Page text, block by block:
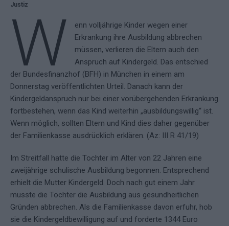
Justiz
W
enn volljährige Kinder wegen einer
Erkrankung ihre Ausbildung abbrechen
müssen, verlieren die Eltern auch den
Anspruch auf Kindergeld. Das entschied
der Bundesfinanzhof (BFH) in München in einem am
Donnerstag veröffentlichten Urteil. Danach kann der
Kindergeldanspruch nur bei einer vorübergehenden Erkrankung
fortbestehen, wenn das Kind weiterhin „ausbildungswillig“ ist.
Wenn möglich, sollten Eltern und Kind dies daher gegenüber
der Familienkasse ausdrücklich erklären. (Az: III R 41/19)
Im Streitfall hatte die Tochter im Alter von 22 Jahren eine
zweijährige schulische Ausbildung begonnen. Entsprechend
erhielt die Mutter Kindergeld. Doch nach gut einem Jahr
musste die Tochter die Ausbildung aus gesundheitlichen
Gründen abbrechen. Als die Familienkasse davon erfuhr, hob
sie die Kindergeldbewilligung auf und forderte 1344 Euro